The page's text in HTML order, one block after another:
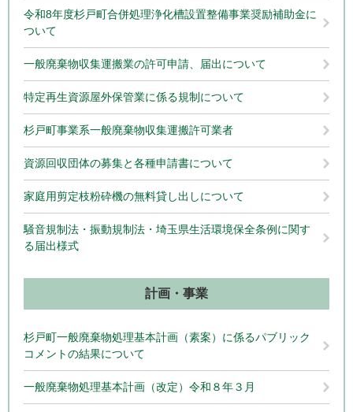
令和8年度杉戸町合併処理浄化槽設置整備事業奨励補助金に
ついて
一般廃棄物収集運搬業の許可申請、届出について
特定再生資源屋外保管業に係る規制について
杉戸町事業系一般廃棄物収集運搬許可業者
資源回収団体の募集と各種申請書について
家庭用剪定枝粉砕機の無料貸し出しについて
騒音規制法・振動規制法・埼玉県生活環境保全条例に関す
る届出様式
計画・事業
杉戸町一般廃棄物処理基本計画（素案）に係るパブリック
コメントの結果について
一般廃棄物処理基本計画（改定）令和８年３月